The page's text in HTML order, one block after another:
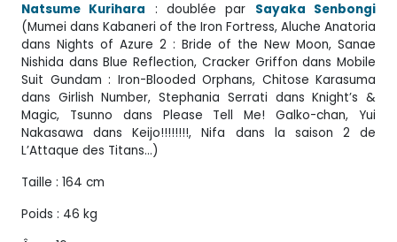
Natsume Kurihara : doublée par Sayaka Senbongi
(Mumei dans Kabaneri of the Iron Fortress, Aluche Anatoria
dans Nights of Azure 2 : Bride of the New Moon, Sanae
Nishida dans Blue Reflection, Cracker Griffon dans Mobile
Suit Gundam : Iron-Blooded Orphans, Chitose Karasuma
dans Girlish Number, Stephania Serrati dans Knight’s &
Magic, Tsunno dans Please Tell Me! Galko-chan, Yui
Nakasawa dans Keijo!!!!!!!!, Nifa dans la saison 2 de
L’Attaque des Titans…)
Taille : 164 cm
Poids : 46 kg